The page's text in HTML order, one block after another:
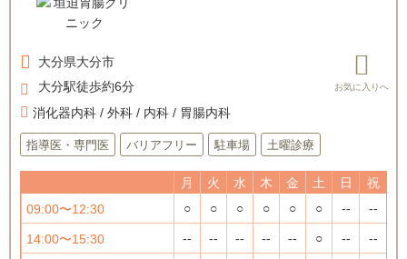
大分県大分市
大分駅徒歩約6分
消化器内科 / 外科 / 内科 / 胃腸内科
指導医・専門医 バリアフリー 駐車場 土曜診療
月 火 水 木 金 土 日
祝
09:00〜12:30
○ ○ ○ ○ ○ ○ -- --
14:00〜15:30 -- -- -- -- -- ○ -- --